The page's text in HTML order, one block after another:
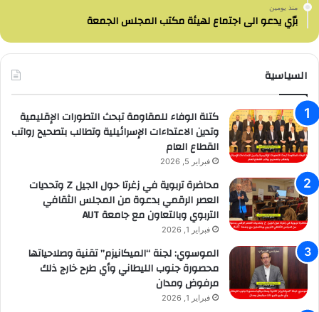
منذ يومين
برّي يدعو الى اجتماع لهيئة مكتب المجلس الجمعة
السياسية
كتلة الوفاء للمقاومة تبحث التطورات الإقليمية
وتدين الاعتداءات الإسرائيلية وتطالب بتصحيح رواتب
القطاع العام
فبراير 5, 2026
محاضرة تربوية في زغرتا حول الجيل Z وتحديات
العصر الرقمي بدعوة من المجلس الثقافي
التربوي وبالتعاون مع جامعة AUT
فبراير 1, 2026
الموسوي: لجنة “الميكانيزم” تقنية وصلاحياتها
محصورة جنوب الليطاني وأي طرح خارج ذلك
مرفوض ومدان
فبراير 1, 2026